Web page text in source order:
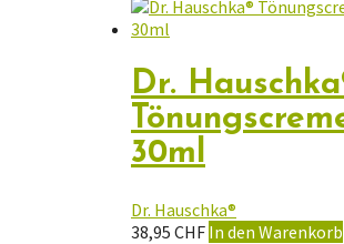
Dr.
30ml
Dr. Hauschka®
38,95 CHF In den Warenkorb